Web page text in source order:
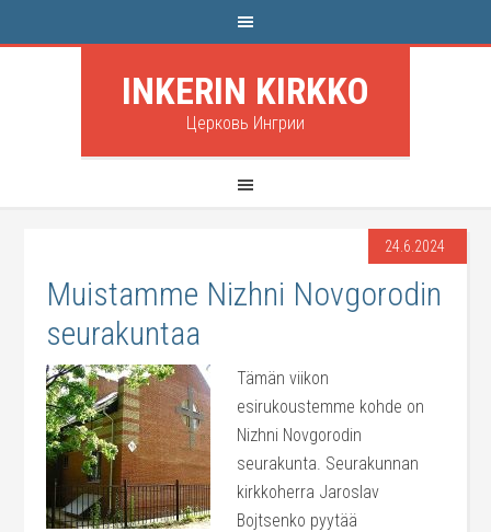
INKERIN KIRKKO
Церковь Ингрии
24.6.2024
Muistamme Nizhni Novgorodin
seurakuntaa
Tämän viikon
esirukoustemme kohde on
Nizhni Novgorodin
seurakunta. Seurakunnan
kirkkoherra Jaroslav
Bojtsenko pyytää